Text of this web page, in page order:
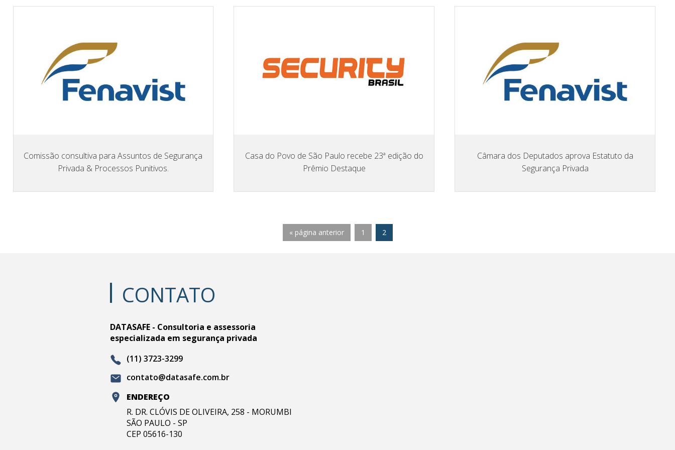
Comissão consultiva para Assuntos de Segurança
Privada & Processos Punitivos.
Casa do Povo de São Paulo recebe 23ª edição do
Prêmio Destaque
Câmara dos Deputados aprova Estatuto da
Segurança Privada
« página anterior 1 2
CONTATO
DATASAFE - Consultoria e assessoria
especializada em segurança privada
(11) 3723-3299
contato@datasafe.com.br
ENDEREÇO
R. DR. CLÓVIS DE OLIVEIRA, 258 - MORUMBI
SÃO PAULO - SP
CEP 05616-130